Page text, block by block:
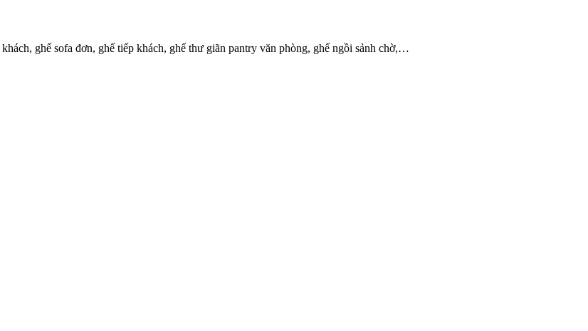
ghế sofa đơn, ghế tiếp khách, ghế thư giãn pantry văn phòng, ghế ngồi sảnh chờ,…